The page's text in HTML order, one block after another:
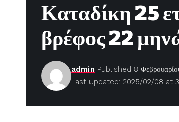
Καταδίκη 25
βρέφος 22
Last updated: 2025/02/08 at
admin Published 8